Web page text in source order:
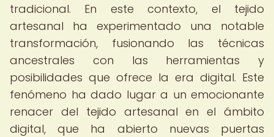
tradicional. En este contexto, el tejido
artesanal ha experimentado una notable
transformación, fusionando las técnicas
ancestrales con las herramientas y
posibilidades que ofrece la era digital. Este
fenómeno ha dado lugar a un emocionante
renacer del tejido artesanal en el ámbito
digital, que ha abierto nuevas puertas